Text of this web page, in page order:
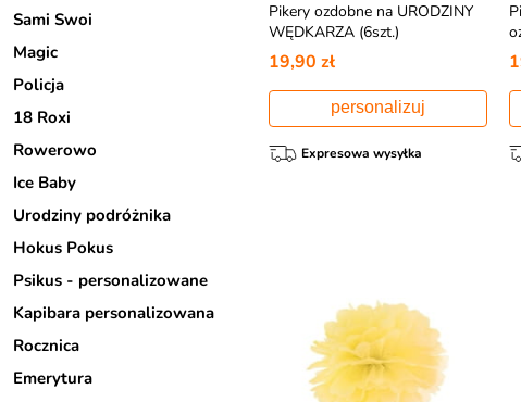
Pikery ozdobne na URODZINY
WĘDKARZA (6szt.)
19,90 zł
personalizuj
Expresowa wysyłka
Sami Swoi
Magic
Policja
18 Roxi
Rowerowo
Ice Baby
Urodziny podróżnika
Hokus Pokus
Psikus - personalizowane
Kapibara personalizowana
Rocznica
Emerytura